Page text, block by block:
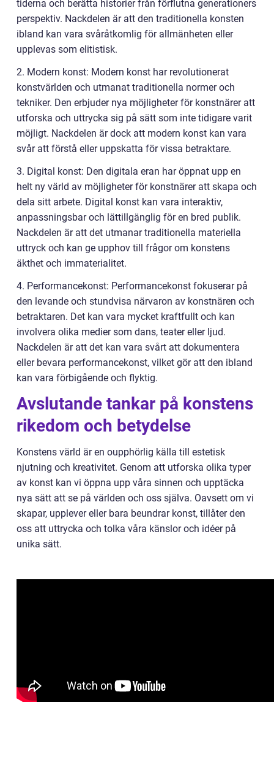
tiderna och berätta historier från förflutna generationers
perspektiv. Nackdelen är att den traditionella konsten
ibland kan vara svåråtkomlig för allmänheten eller
upplevas som elitistisk.
2. Modern konst: Modern konst har revolutionerat
konstvärlden och utmanat traditionella normer och
tekniker. Den erbjuder nya möjligheter för konstnärer att
utforska och uttrycka sig på sätt som inte tidigare varit
möjligt. Nackdelen är dock att modern konst kan vara
svår att förstå eller uppskatta för vissa betraktare.
3. Digital konst: Den digitala eran har öppnat upp en
helt ny värld av möjligheter för konstnärer att skapa och
dela sitt arbete. Digital konst kan vara interaktiv,
anpassningsbar och lättillgänglig för en bred publik.
Nackdelen är att det utmanar traditionella materiella
uttryck och kan ge upphov till frågor om konstens
äkthet och immaterialitet.
4. Performancekonst: Performancekonst fokuserar på
den levande och stundvisa närvaron av konstnären och
betraktaren. Det kan vara mycket kraftfullt och kan
involvera olika medier som dans, teater eller ljud.
Nackdelen är att det kan vara svårt att dokumentera
eller bevara performancekonst, vilket gör att den ibland
kan vara förbigående och flyktig.
Avslutande tankar på konstens
rikedom och betydelse
Konstens värld är en oupphörlig källa till estetisk
njutning och kreativitet. Genom att utforska olika typer
av konst kan vi öppna upp våra sinnen och upptäcka
nya sätt att se på världen och oss själva. Oavsett om vi
skapar, upplever eller bara beundrar konst, tillåter den
oss att uttrycka och tolka våra känslor och idéer på
unika sätt.